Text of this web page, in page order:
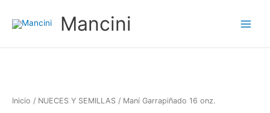
Mancini
Inicio / NUECES Y SEMILLAS / Maní Garrapiñado 16 onz.
16